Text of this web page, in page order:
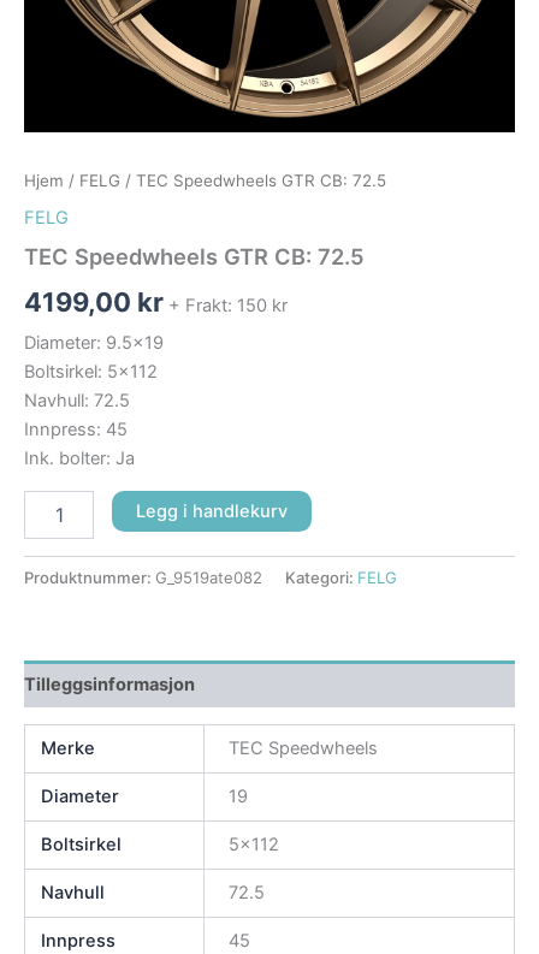
Hjem / FELG / TEC Speedwheels GTR CB: 72.5
FELG
TEC Speedwheels GTR CB: 72.5
4199,00 kr + Frakt: 150 kr
Diameter: 9.5×19
Boltsirkel: 5×112
Navhull: 72.5
Innpress: 45
Ink. bolter: Ja
Legg i handlekurv
Produktnummer: G_9519ate082 Kategori: FELG
Tilleggsinformasjon
Merke TEC Speedwheels
Diameter 19
Boltsirkel 5×112
Navhull 72.5
Innpress 45